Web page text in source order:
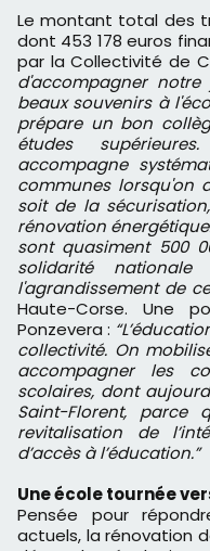
Le montant total des
dont 453 178 euros
par la Collectivité de
d'accompagner
beaux souvenirs à
prépare un bon
études
accompagne
communes lorsqu'on
soit de la
rénovation
sont quasiment 500
solidarité
l'agrandissement de
Haute-Corse. Une
Ponzevera :
collectivité. On
accompagner les
scolaires, dont
Saint-Florent, parce
revitalisation de
d’accès à l’éducation.”
Une école tournée
Pensée pour
actuels, la rénovation